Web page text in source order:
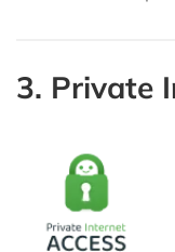
3. Private